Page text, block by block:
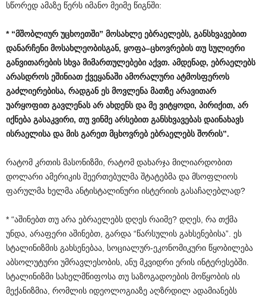
სწორედ ამაზე წერს იმანო მეიმე წიგნში:
* “მშობლიურ უცხოეთში” მოსახლე ებრაელებს, განსხვავებით
დანარჩენი მოსახლეობისგან, ყოფა–ცხოვრების თუ სულიერი
განვითარების სხვა მიმართულებები აქვთ. ამდენად, ებრაელებს
არასდროს ეშინიათ ქვეყანაში ამორალური ატმოსფეროს
გაძლიერებისა, რადგან ეს მოვლენა მათზე არავითარ
უარყოფით გავლენას არ ახდენს და მე ვიტყოდი, პირიქით, არ
იქნება გასაკვირი, თუ ვინმე არსებით განსხვავებას დაინახავს
ისრაელისა და მის გარეთ მცხოვრებ ებრაელებს შორის”.
რატომ კრთის მასონიზმი, რატომ დახარჯა მილიარდობით
დოლარი ამერიკის შეერთებულმა შტატებმა და მსოფლიოს
ფარულმა ხელმა ანტისტალინური ისტერიის გასაჩაღებლად?
* “აშინებთ თუ არა ებრაელებს დღეს რაიმე? დღეს, რა თქმა
უნდა, არაფერი აშინებთ, გარდა “წარსულის გახსენებისა”. ეს
სტალინიზმის გახსენებაა, სოციალურ-ეკონომიკური წყობილება
აბსოლუტური უმრავლესობის, ანუ მკვიდრი ერის ინტერესებში.
სტალინიზმი სახელმწიფოსა თუ საზოგადოების მოწყობის ის
მექანიზმია, რომლის იდეოლოგიაზე აღზრდილ ადამიანებს